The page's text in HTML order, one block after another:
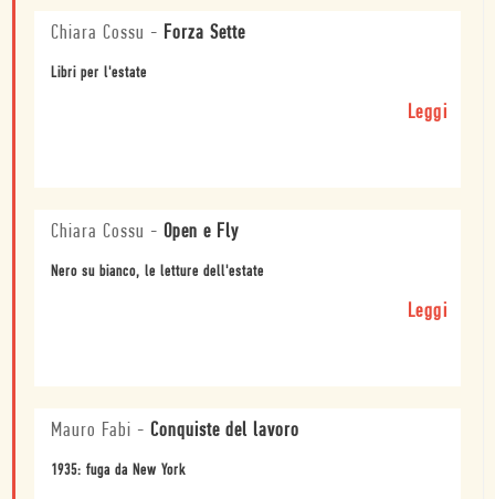
Chiara Cossu - Forza Sette
Libri per l'estate
Leggi
Chiara Cossu - Open e Fly
Nero su bianco, le letture dell'estate
Leggi
Mauro Fabi - Conquiste del lavoro
1935: fuga da New York